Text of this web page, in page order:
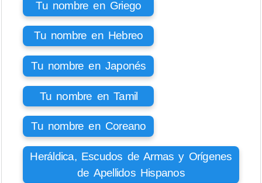
Tu nombre en Griego
Tu nombre en Hebreo
Tu nombre en Japonés
Tu nombre en Tamil
Tu nombre en Coreano
Heráldica, Escudos de Armas y Orígenes
de Apellidos Hispanos